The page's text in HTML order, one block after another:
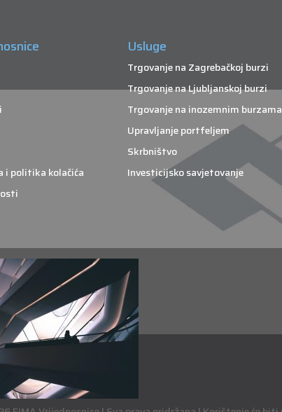
i politika kolačića
Usluge
Trgovanje na Zagrebačkoj burzi
Trgovanje na Ljubljanskoj burzi
Trgovanje na inozemnim burzama
Upravljanje portfeljem
Skrbništvo
Investicijsko savjetovanje